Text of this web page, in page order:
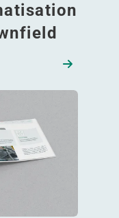
entrepôt